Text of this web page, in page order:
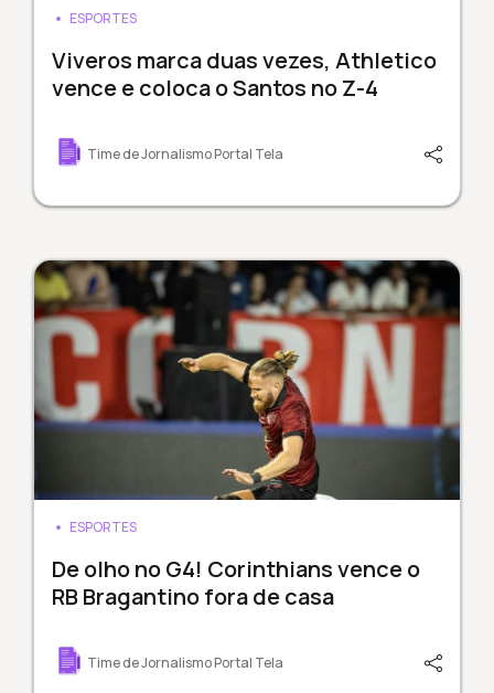
ESPORTES
Viveros marca duas vezes, Athletico
vence e coloca o Santos no Z-4
Time de Jornalismo Portal Tela
ESPORTES
De olho no G4! Corinthians vence o
RB Bragantino fora de casa
Time de Jornalismo Portal Tela